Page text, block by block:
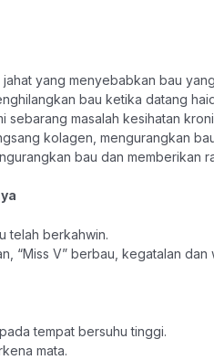
yang menyebabkan bau
bau ketika datang
sebarang masalah kesihatan
kolagen, mengurangkan
bau dan memberikan
telah berkahwin.
“Miss V” berbau, kegatalan
tempat bersuhu tinggi.
mata.